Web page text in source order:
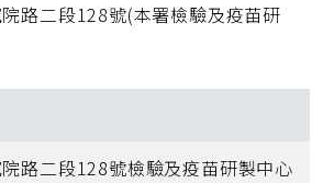
路二段128號(本署檢驗及疫苗研
路二段128號檢驗及疫苗研製中心